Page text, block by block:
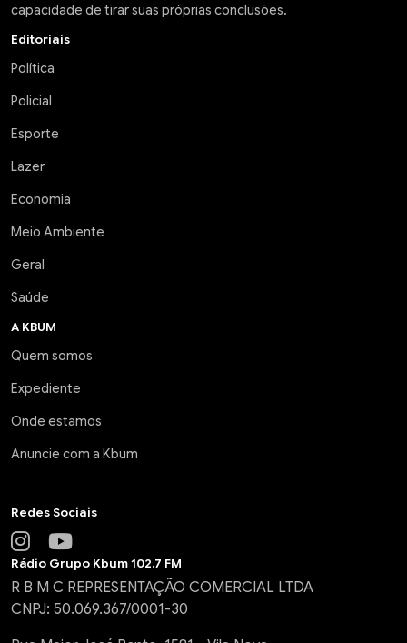
capacidade de tirar suas próprias conclusões.
Editoriais
Política
Policial
Esporte
Lazer
Economia
Meio Ambiente
Geral
Saúde
A KBUM
Quem somos
Expediente
Onde estamos
Anuncie com a Kbum
Redes Sociais
Rádio Grupo Kbum 102.7 FM
R B M C REPRESENTAÇÃO COMERCIAL LTDA
CNPJ: 50.069.367/0001-30